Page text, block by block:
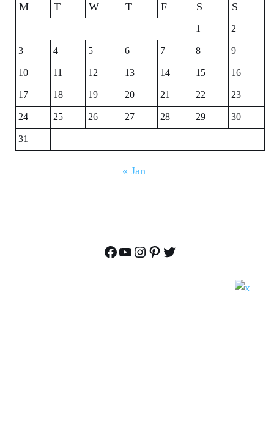
M
T W T F S S
1
2
3
4 5 6 7 8
9
10
11 12 13 14 15
16
17
18 19 20 21 22
23
24
25 26 27 28 29
30
31
« Jan